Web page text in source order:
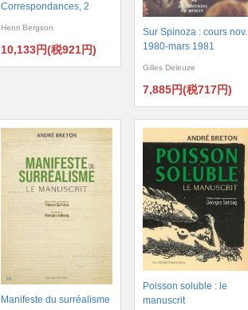
Correspondances, 2
Henri Bergson
10,133円(税921円)
Sur Spinoza : cours nov.
1980-mars 1981
Gilles Deleuze
7,885円(税717円)
Manifeste du surréalisme
Poisson soluble : le
manuscrit